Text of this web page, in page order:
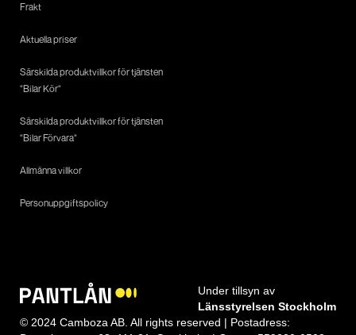
Frakt
Aktuella priser
Särskilda produktvillkor för tjänsten
"Bilar Kör"
Särskilda produktvillkor för tjänsten
"Bilar Förvara"
Allmänna villkor
Personuppgiftspolicy
Under tillsyn av
Länsstyrelsen Stockholm
© 2024 Camboza AB. All rights reserved | Postadress: